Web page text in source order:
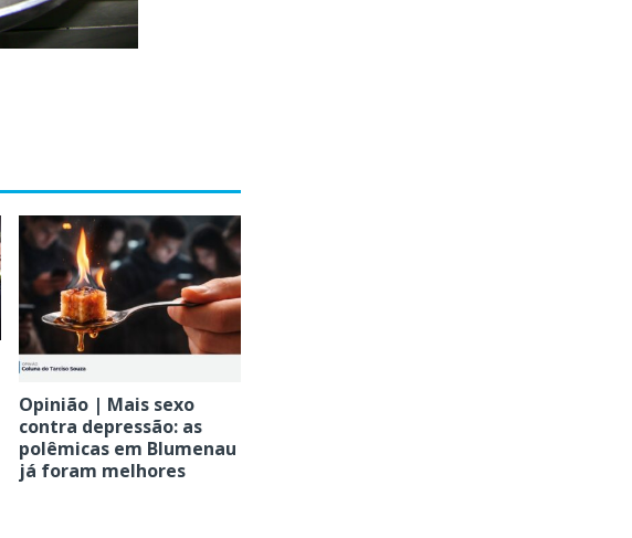
Opinião | Mais sexo
contra depressão: as
polêmicas em Blumenau
já foram melhores